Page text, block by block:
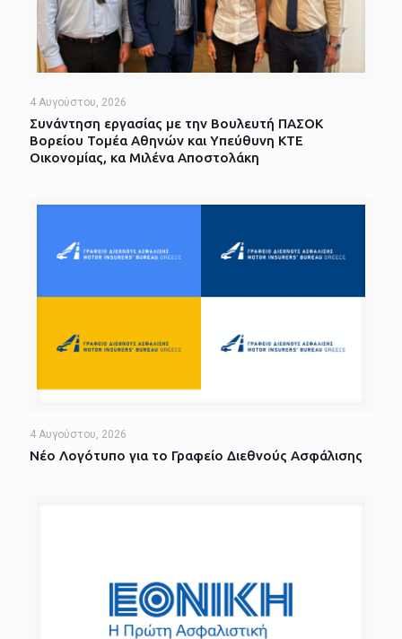
4 Αυγούστου, 2026
Συνάντηση εργασίας με την Βουλευτή ΠΑΣΟΚ
Βορείου Τομέα Αθηνών και Υπεύθυνη ΚΤΕ
Οικονομίας, κα Μιλένα Αποστολάκη
4 Αυγούστου, 2026
Νέο Λογότυπο για το Γραφείο Διεθνούς Ασφάλισης